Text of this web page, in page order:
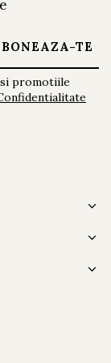
de gradul de
promotiile